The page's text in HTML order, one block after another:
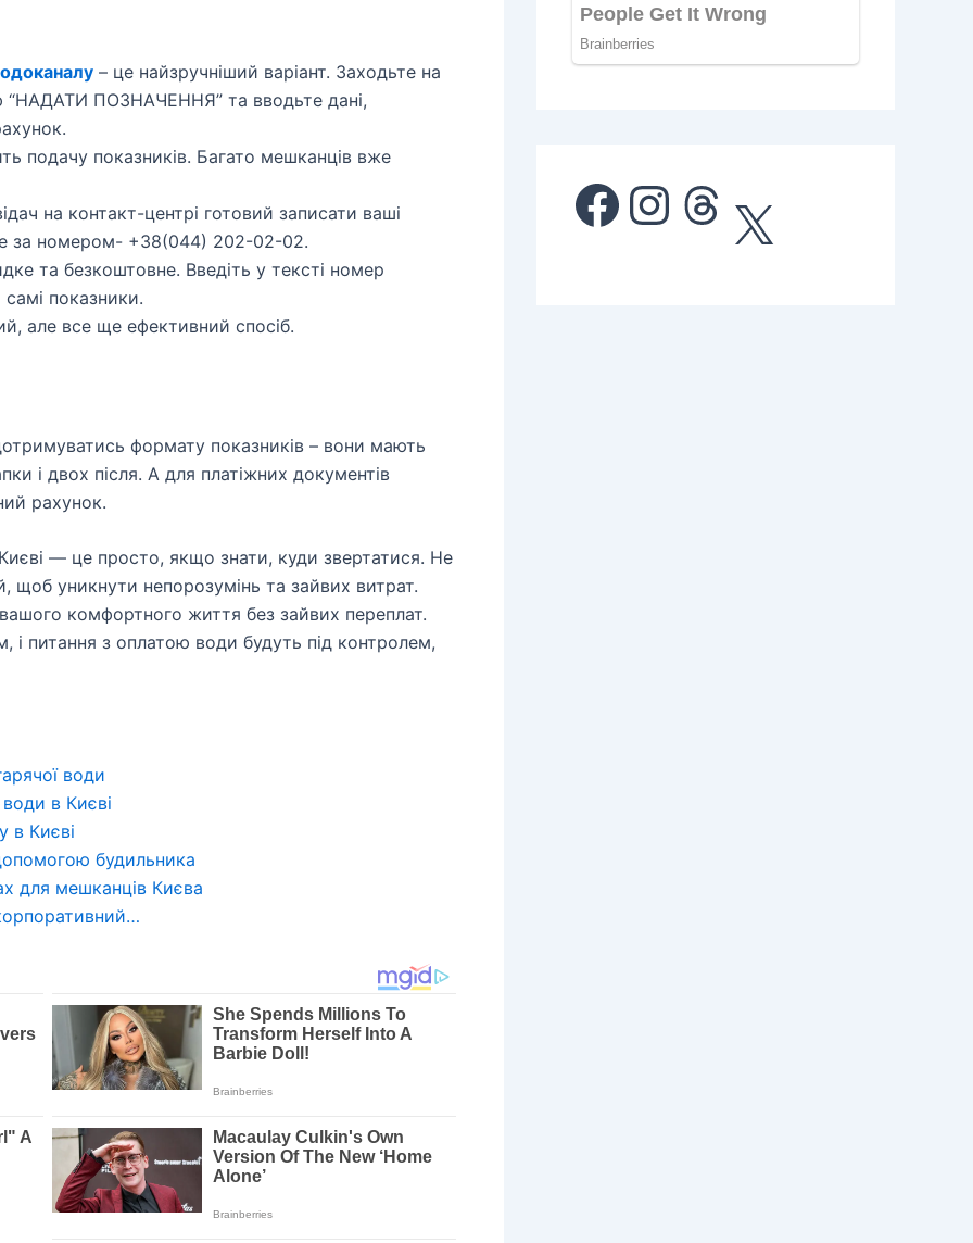
– це найзручніший варіант. Заходьте на
“НАДАТИ ПОЗНАЧЕННЯ” та вводьте дані,
подачу показників. Багато мешканців вже
на контакт-центрі готовий записати ваші
за номером- +38(044) 202-02-02.
та безкоштовне. Введіть у тексті номер
самі показники.
але все ще ефективний спосіб.
формату показників – вони мають
і двох після. А для платіжних документів
рахунок.
— це просто, якщо знати, куди звертатися. Не
щоб уникнути непорозумінь та зайвих витрат.
комфортного життя без зайвих переплат.
і питання з оплатою води будуть під контролем,
води
в Києві
в Києві
будильника
для мешканців Києва
Facebook Instagram Threads X